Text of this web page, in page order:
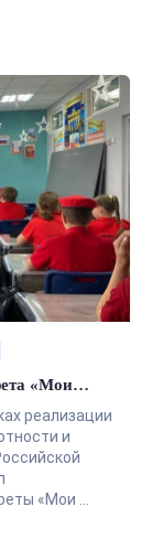
«Мои…
реализации
и
«Мои …